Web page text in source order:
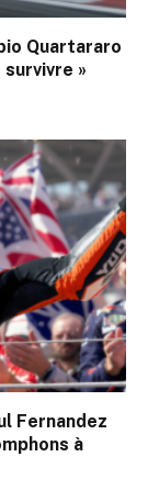
Quartararo
»
Fernandez
à